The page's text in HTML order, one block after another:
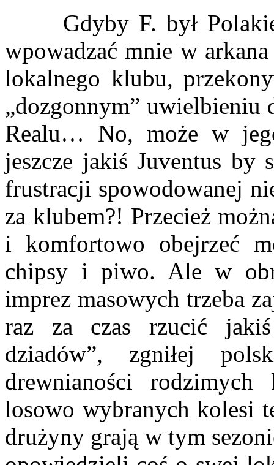
Gdyby F. był
wpowadzać mnie w
lokalnego klubu,
„dozgonnym” uwielbieniu
Realu… No, może w
jeszcze jakiś Juventus by
frustracji spowodowanej
za klubem?! Przecież
i komfortowo obejrzeć
chipsy i piwo. Ale w
imprez masowych trzeba
raz za czas rzucić jakiś
dziadów”, zgniłej
drewnianości rodzimych
losowo wybranych kolesi
drużyny grają w tym